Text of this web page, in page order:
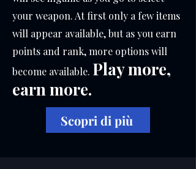
your weapon. At first only a few items
will appear available, but as you earn
points and rank, more options will
become available. Play more,
earn more.
Scopri di più